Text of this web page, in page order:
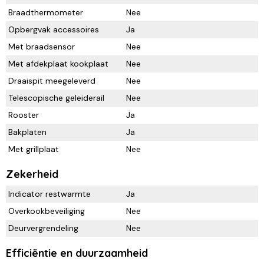
Braadthermometer
Nee
Opbergvak accessoires
Ja
Met braadsensor
Nee
Met afdekplaat kookplaat
Nee
Draaispit meegeleverd
Nee
Telescopische geleiderail
Nee
Rooster
Ja
Bakplaten
Ja
Met grillplaat
Nee
Zekerheid
Indicator restwarmte
Ja
Overkookbeveiliging
Nee
Deurvergrendeling
Nee
Efficiëntie en duurzaamheid